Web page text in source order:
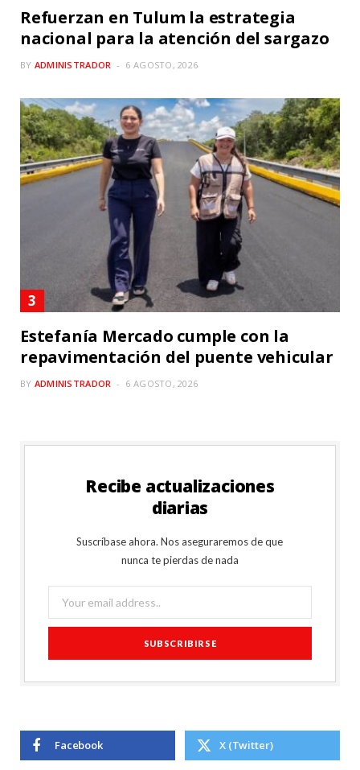
Refuerzan en Tulum la estrategia
nacional para la atención del sargazo
BY ADMINISTRADOR 6 AGOSTO, 2026
Estefanía Mercado cumple con la
repavimentación del puente vehicular
BY ADMINISTRADOR 6 AGOSTO, 2026
Recibe actualizaciones
diarias
Suscríbase ahora. Nos aseguraremos de que
nunca te pierdas de nada
Facebook X (Twitter)